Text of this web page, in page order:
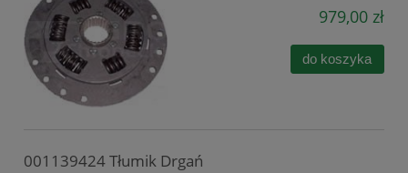
979,00 zł
do koszyka
001139424 Tłumik Drgań